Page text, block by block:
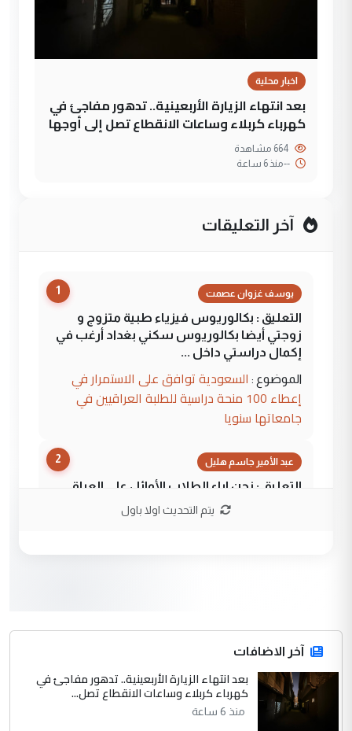
اخبار محلية
بعد انتهاء الزيارة الأربعينية.. تدهور مفاجئ في
كهرباء كربلاء وساعات الانقطاع تصل إلى أوجها
--منذ 6 ساعة
آخر التعليقات
1 يوسف غزوان عصمت
التعليق : بكالوريوس فيزياء طبية متزوج و
زوجتي أيضا بكالوريوس سكني بغداد أرغب في
إكمال دراستي داخل ...
الموضوع : السعودية توافق على الاستمرار في
إعطاء 100 منحة دراسية للطلبة العراقيين في
جامعاتها سنويا
2 عبد الأمير جاسم هليل
التعليق : نحن اباء الطلاب الأوائل على العراق
نتشرف بلقاء السيد احمد الصافي في العتبات
التعليق : قرار مستعجل جدا ولامصلحة فيه
للوزاره ولا للمواطن القرار الصائب يكون بعد
الاستماع للمدير ومغرفة ...
الموضوع :
وزير الصحة يعفي مدير مستشفى الكرخ
العام في بغداد
يتم التحديث اولا باول
آخر الاضافات
بعد انتهاء الزيارة الأربعينية.. تدهور مفاجئ في
كهرباء كربلاء وساعات الانقطاع تصل...
منذ 6 ساعة